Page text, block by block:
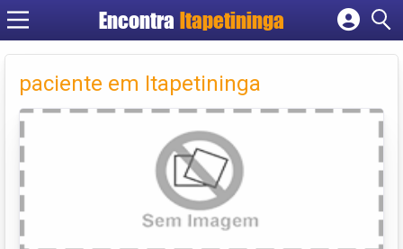
Encontra Itapetininga
Cadastrar empresa
Criar conta
paciente em Itapetininga